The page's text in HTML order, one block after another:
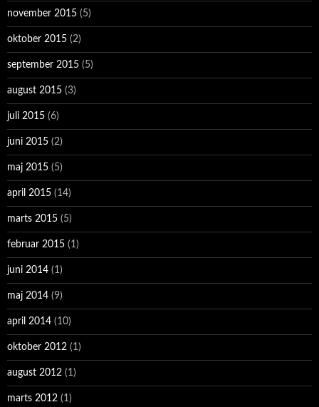
november 2015 (5)
oktober 2015 (2)
september 2015 (5)
august 2015 (3)
juli 2015 (6)
juni 2015 (2)
maj 2015 (5)
april 2015 (14)
marts 2015 (5)
februar 2015 (1)
juni 2014 (1)
maj 2014 (9)
april 2014 (10)
oktober 2012 (1)
august 2012 (1)
marts 2012 (1)